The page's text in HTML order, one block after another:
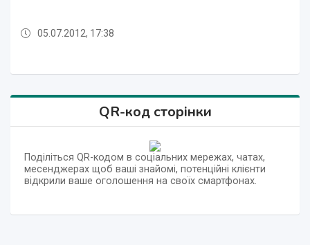
05.07.2012, 17:38
QR-код сторінки
Поділіться QR-кодом в соціальних мережах, чатах,
месенджерах щоб ваші знайомі, потенційні клієнти
відкрили ваше оголошення на своїх смартфонах.